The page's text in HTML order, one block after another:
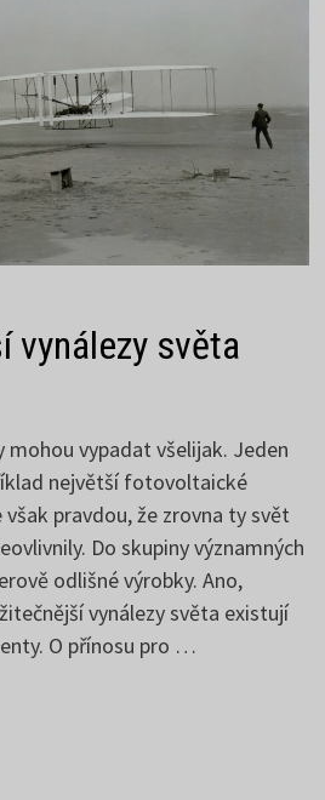
vynálezy světa
mohou vypadat všelijak. Jeden
největší fotovoltaické
pravdou, že zrovna ty svět
Do skupiny významných
odlišné výrobky. Ano,
vynálezy světa existují
O přínosu pro …